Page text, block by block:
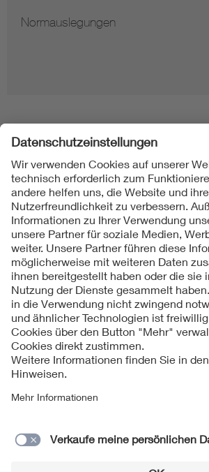
Normauslegungen
Folgen Sie uns
Kontakt
Impressum
Datenschutzinformationen
Cookie Hinweise
Compliance
Jahresarchiv